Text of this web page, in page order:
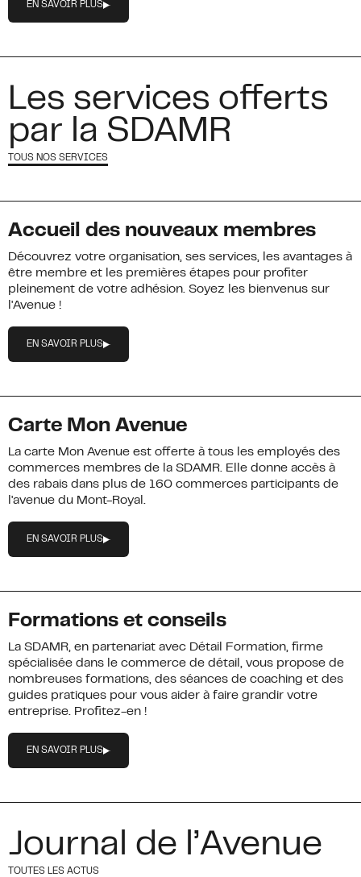
EN SAVOIR PLUS
Les services offerts
par la SDAMR
TOUS NOS SERVICES
Accueil des nouveaux membres
Découvrez votre organisation, ses services, les avantages à
être membre et les premières étapes pour profiter
pleinement de votre adhésion. Soyez les bienvenus sur
l'Avenue !
EN SAVOIR PLUS
Carte Mon Avenue
La carte Mon Avenue est offerte à tous les employés des
commerces membres de la SDAMR. Elle donne accès à
des rabais dans plus de 160 commerces participants de
l'avenue du Mont-Royal.
EN SAVOIR PLUS
Formations et conseils
La SDAMR, en partenariat avec Détail Formation, firme
spécialisée dans le commerce de détail, vous propose de
nombreuses formations, des séances de coaching et des
guides pratiques pour vous aider à faire grandir votre
entreprise. Profitez-en !
EN SAVOIR PLUS
Journal de l’Avenue
TOUTES LES ACTUS